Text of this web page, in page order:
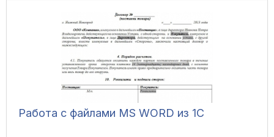
Работа с файлами MS WORD из 1C